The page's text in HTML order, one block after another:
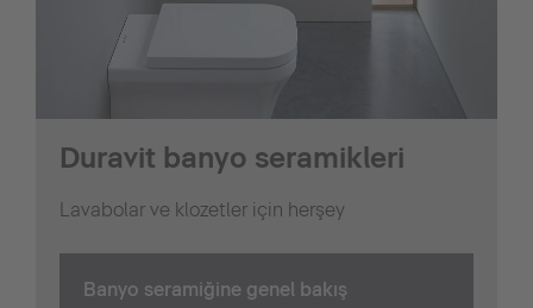
Duravit banyo seramikleri
Lavabolar ve klozetler için herşey
Banyo seramiğine genel bakış